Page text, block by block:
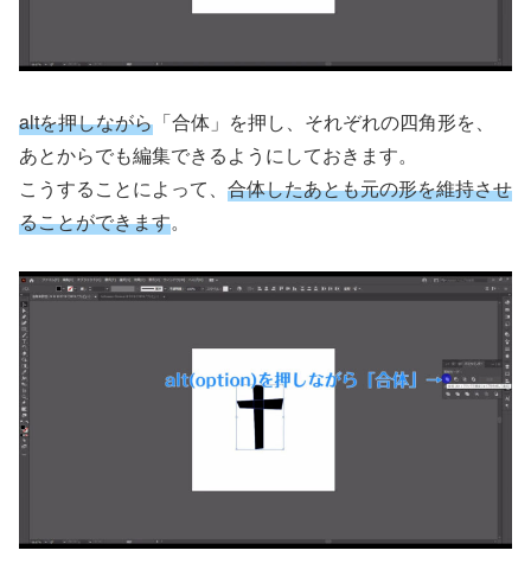
altを押しながら 「合体」を押し、それぞれの四角形を、
あとからでも編集できるようにしておきます。
こうすることによって、 合体したあとも元の形を維持させ
ることができます。